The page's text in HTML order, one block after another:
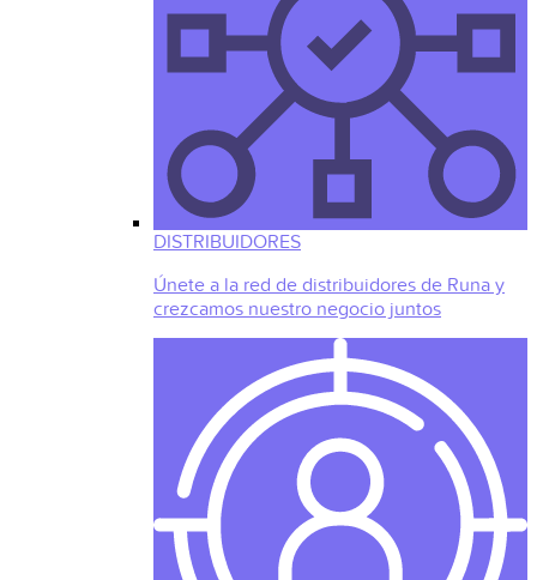
DISTRIBUIDORES
Únete a la red de distribuidores de Runa y
crezcamos nuestro negocio juntos